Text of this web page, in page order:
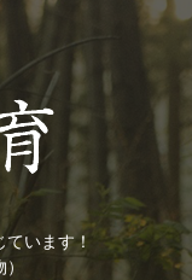
います！